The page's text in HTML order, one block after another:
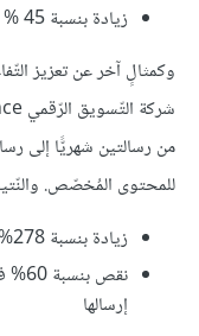
زيادة بنسبة 45 % في عائدات الرّسائل الإلكترونيّة
وكمثالٍ آخر عن تعزيز
من رسالتين شهريًّا إلى
للمحتوى المُخصّص.
زيادة بنسبة 278% في متوسّط زيارات الصّفحة شهريًا
نقص
إرسالها